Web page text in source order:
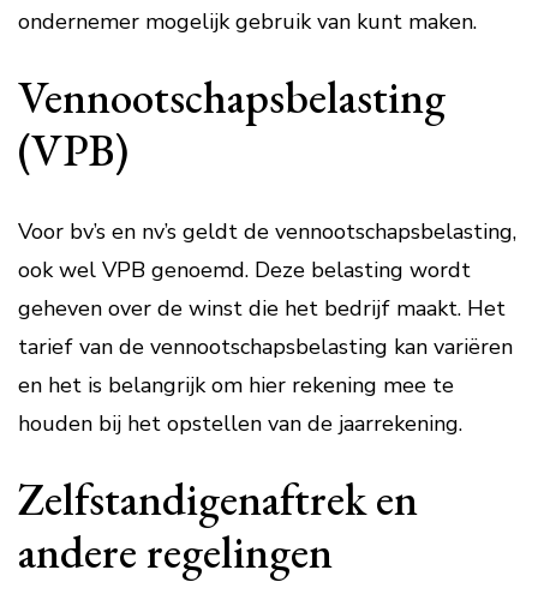
ondernemer mogelijk gebruik van kunt maken.
Vennootschapsbelasting
(VPB)
Voor bv’s en nv’s geldt de vennootschapsbelasting,
ook wel VPB genoemd. Deze belasting wordt
geheven over de winst die het bedrijf maakt. Het
tarief van de vennootschapsbelasting kan variëren
en het is belangrijk om hier rekening mee te
houden bij het opstellen van de jaarrekening.
Zelfstandigenaftrek en
andere regelingen